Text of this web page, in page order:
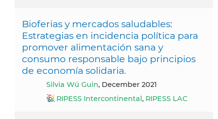
Bioferias y mercados saludables:
Estrategias en incidencia política para
promover alimentación sana y
consumo responsable bajo principios
de economía solidaria.
Silvia Wú Guin, December 2021
RIPESS Intercontinental, RIPESS LAC